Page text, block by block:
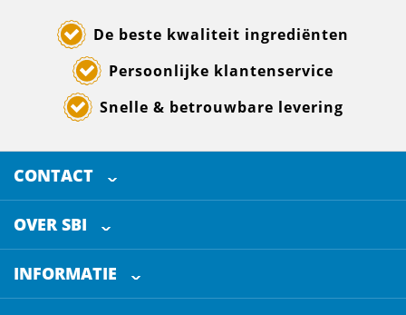
De beste kwaliteit ingrediënten
Persoonlijke klantenservice
Snelle & betrouwbare levering
CONTACT
SELECTED BREWING INGREDIENTS
Doornhoek 3880
5465 TBVeghel
The Netherlands
OVER SBI
Over ons
Werken bij
INFORMATIE
Klantenservice